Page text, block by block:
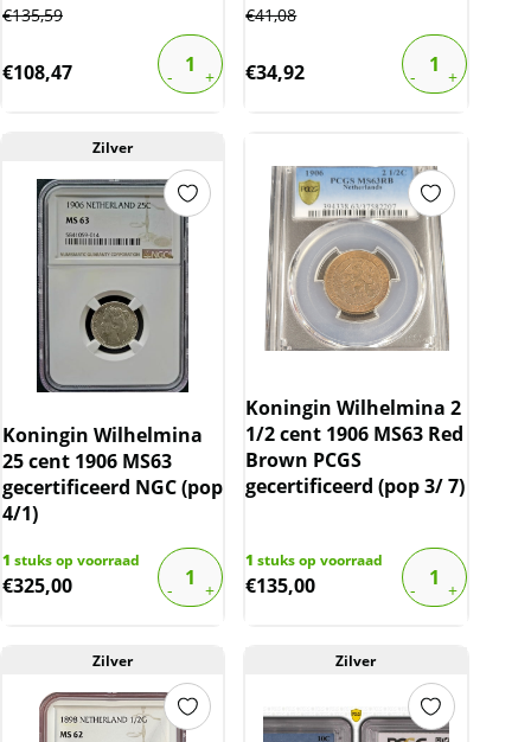
€135,59
€108,47
€41,08
€34,92
Zilver
Koningin Wilhelmina
25 cent 1906 MS63
gecertificeerd NGC (pop
4/1)
1 stuks op voorraad
€325,00
Koningin Wilhelmina 2
1/2 cent 1906 MS63 Red
Brown PCGS
gecertificeerd (pop 3/ 7)
1 stuks op voorraad
€135,00
Zilver Zilver